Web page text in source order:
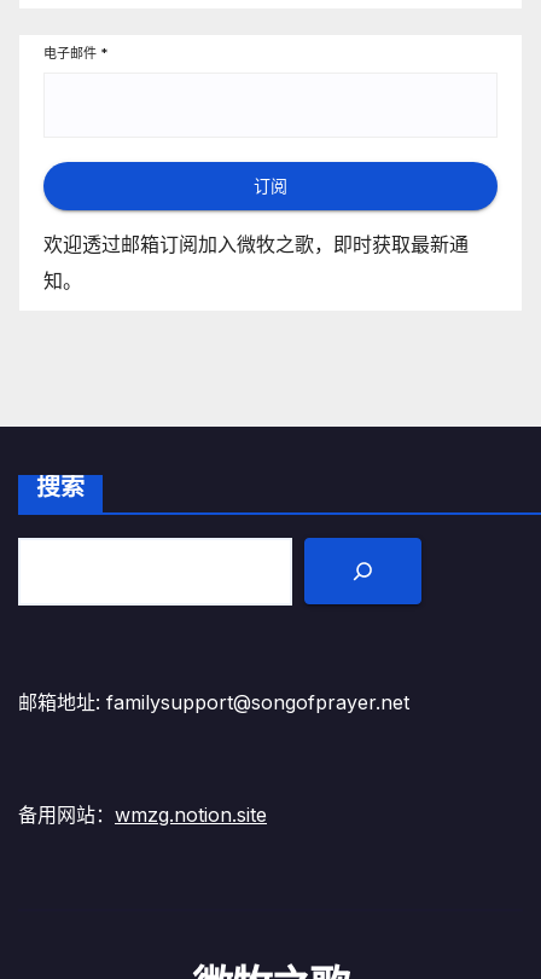
电子邮件 *
订阅
欢迎透过邮箱订阅加入微牧之歌，即时获取最新通
知。
搜索
邮箱地址: familysupport@songofprayer.net
备用网站： wmzg.notion.site